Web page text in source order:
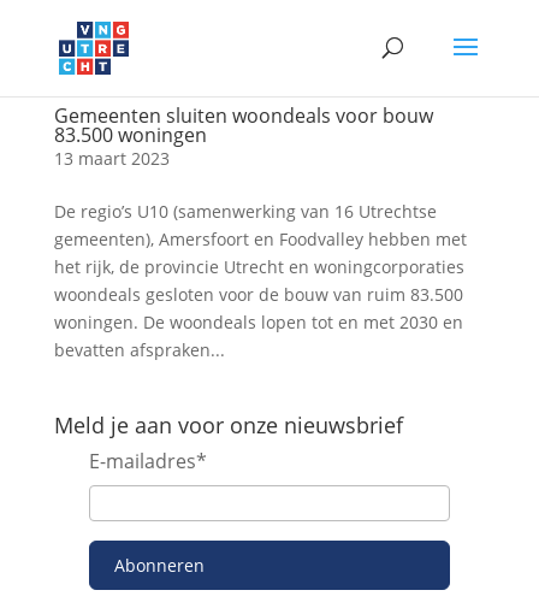
Gemeenten sluiten woondeals voor bouw
83.500 woningen
13 maart 2023
De regio’s U10 (samenwerking van 16 Utrechtse
gemeenten), Amersfoort en Foodvalley hebben met
het rijk, de provincie Utrecht en woningcorporaties
woondeals gesloten voor de bouw van ruim 83.500
woningen. De woondeals lopen tot en met 2030 en
bevatten afspraken...
Meld je aan voor onze nieuwsbrief
E-mailadres*
Abonneren